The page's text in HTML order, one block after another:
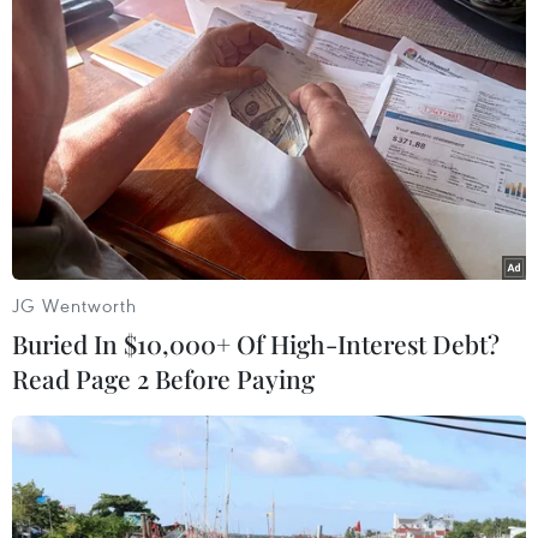
#phạm pháp
#pháp luật #pháp đình
#xã hội
#an ninh xã hội
#chính trị #VietnamPlus
#Vietnam
#Plus
Theo dõi VietnamPlus
TIN LIÊN QUAN
JG Wentworth
Buried In $10,000+ Of High-Interest Debt?
Read Page 2 Before Paying